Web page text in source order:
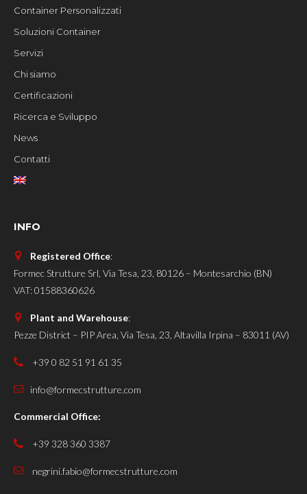
Container Personalizzati
Soluzioni Container
Servizi
Chi siamo
Certificazioni
Ricerca e Sviluppo
News
Contatti
INFO
Registered Office:
Formec Strutture Srl, Via Tesa, 23, 80126 – Montesarchio (BN)
VAT: 01588360626
Plant and Warehouse:
Pezze District – PIP Area, Via Tesa, 23, Altavilla Irpina – 83011 (AV)
+39 0 82 51 91 61 35
info@formecstrutture.com
Commercial Office:
+39 328 360 3387
negrini.fabio@formecstrutture.com